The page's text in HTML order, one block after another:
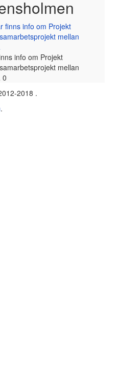
info om Projekt
mellan
0
2018 .
.